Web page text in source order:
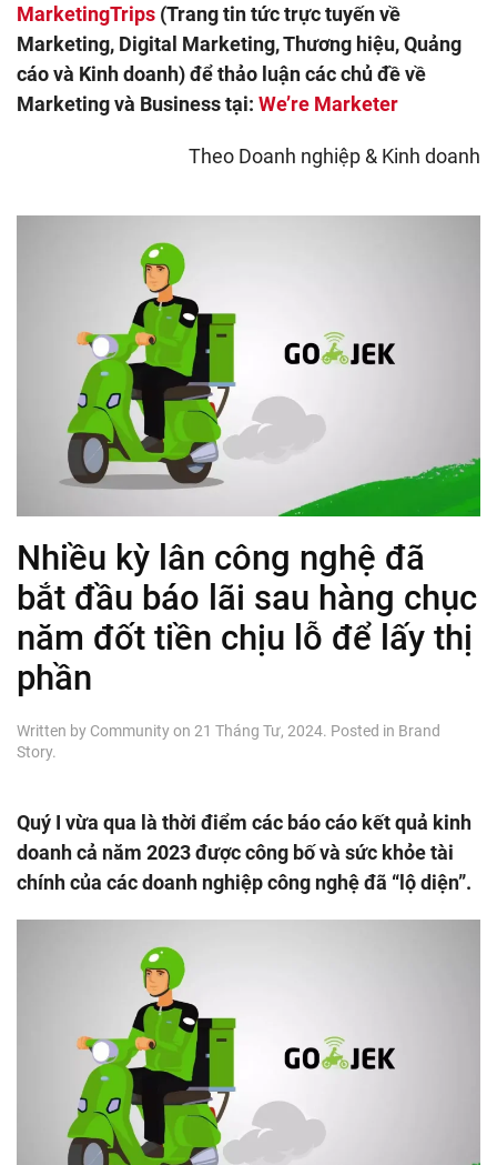
MarketingTrips (Trang tin tức trực tuyến về
Marketing, Digital Marketing, Thương hiệu, Quảng
cáo và Kinh doanh) để thảo luận các chủ đề về
Marketing và Business tại: We’re Marketer
Theo Doanh nghiệp & Kinh doanh
Nhiều kỳ lân công nghệ đã
bắt đầu báo lãi sau hàng chục
năm đốt tiền chịu lỗ để lấy thị
phần
Written by Communityon 21 Tháng Tư, 2024. Posted in Brand
Story.
Quý I vừa qua là thời điểm các báo cáo kết quả kinh
doanh cả năm 2023 được công bố và sức khỏe tài
chính của các doanh nghiệp công nghệ đã “lộ diện”.